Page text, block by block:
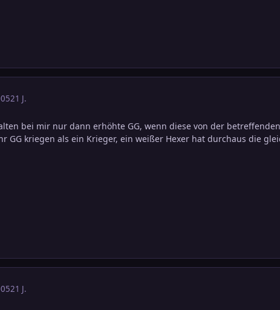
21 J.
bei mir nur dann erhöhte GG, wenn diese von der
GG kriegen als ein Krieger, ein weißer Hexer hat durchaus die
21 J.